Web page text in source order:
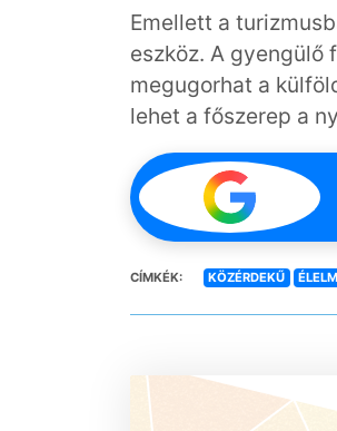
Emellett a
eszköz. A gyengülő
megugorhat a
lehet a főszerep a
CÍMKÉK: KÖZÉRDEKŰ